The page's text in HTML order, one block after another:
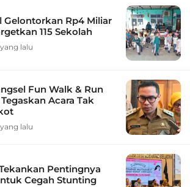
Gelontorkan Rp4 Miliar
115 Sekolah
lalu
Fun Walk & Run
Acara Tak
lalu
Pentingnya
Cegah Stunting